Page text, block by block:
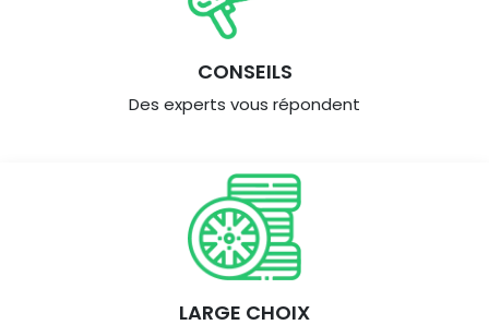
CONSEILS
Des experts vous répondent
LARGE CHOIX